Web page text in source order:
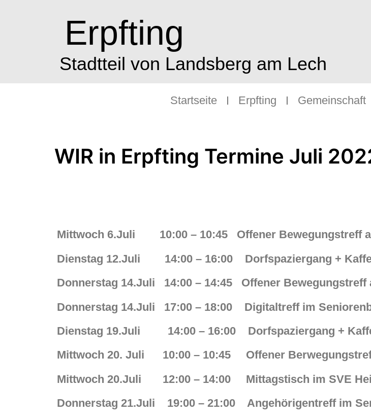
Erpfting
Stadtteil von Landsberg am Lech
Startseite Erpfting Gemeinschaft
WIR in Erpfting Termine Juli
Mittwoch 6.Juli 10:00 – 10:45 Offener Bewegungstreff
Dienstag 12.Juli 14:00 – 16:00 Dorfspaziergang +
Donnerstag 14.Juli 14:00 – 14:45 Offener
Donnerstag 14.Juli 17:00 – 18:00 Digitaltreff im
Dienstag 19.Juli 14:00 – 16:00 Dorfspaziergang +
Mittwoch 20. Juli 10:00 – 10:45 Offener
Mittwoch 20.Juli 12:00 – 14:00 Mittagstisch im SVE
Donnerstag 21.Juli 19:00 – 21:00 Angehörigentreff im